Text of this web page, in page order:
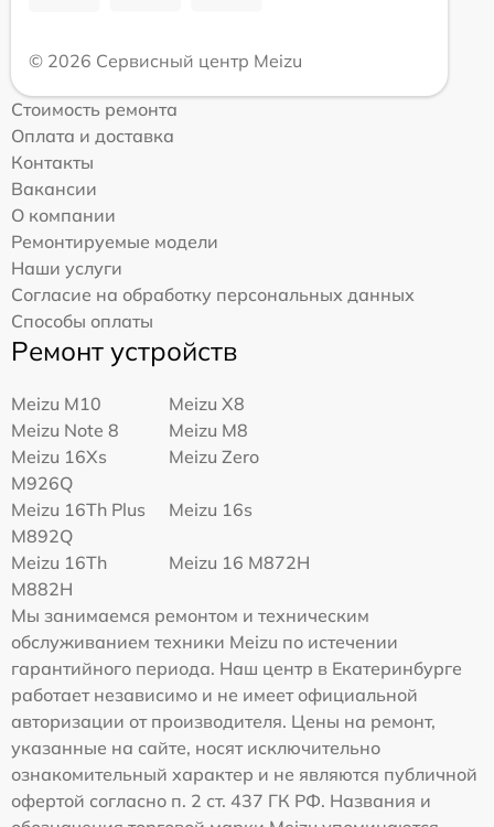
© 2026 Сервисный центр Meizu
Стоимость ремонта
Оплата и доставка
Контакты
Вакансии
О компании
Ремонтируемые модели
Наши услуги
Согласие на обработку персональных данных
Способы оплаты
Ремонт устройств
Meizu M10
Meizu X8
Meizu Note 8
Meizu M8
Meizu 16Xs
M926Q
Meizu Zero
Meizu 16Th Plus
M892Q
Meizu 16s
Meizu 16Th
M882H
Meizu 16 M872H
Мы занимаемся ремонтом и техническим
обслуживанием техники Meizu по истечении
гарантийного периода. Наш центр в Екатеринбурге
работает независимо и не имеет официальной
авторизации от производителя. Цены на ремонт,
указанные на сайте, носят исключительно
ознакомительный характер и не являются публичной
офертой согласно п. 2 ст. 437 ГК РФ. Названия и